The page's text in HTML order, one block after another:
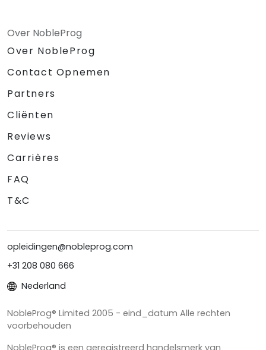
Over NobleProg
Over NobleProg
Contact Opnemen
Partners
Cliënten
Reviews
Carrières
FAQ
T&C
opleidingen@nobleprog.com
+31 208 080 666
Nederland
NobleProg® Limited 2005 - eind_datum Alle rechten
voorbehouden